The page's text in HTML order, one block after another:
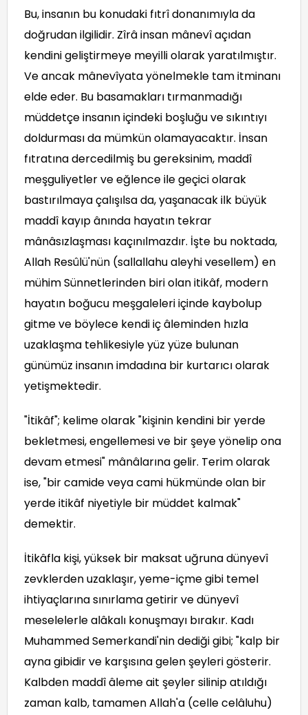
Bu, insanın bu konudaki fıtrî donanımıyla da
doğrudan ilgilidir. Zîrâ insan mânevî açıdan
kendini geliştirmeye meyilli olarak yaratılmıştır.
Ve ancak mânevîyata yönelmekle tam itminanı
elde eder. Bu basamakları tırmanmadığı
müddetçe insanın içindeki boşluğu ve sıkıntıyı
doldurması da mümkün olamayacaktır. İnsan
fıtratına dercedilmiş bu gereksinim, maddî
meşguliyetler ve eğlence ile geçici olarak
bastırılmaya çalışılsa da, yaşanacak ilk büyük
maddî kayıp ânında hayatın tekrar
mânâsızlaşması kaçınılmazdır. İşte bu noktada,
Allah Resûlü'nün (sallallahu aleyhi vesellem) en
mühim Sünnetlerinden biri olan itikâf, modern
hayatın boğucu meşgaleleri içinde kaybolup
gitme ve böylece kendi iç âleminden hızla
uzaklaşma tehlikesiyle yüz yüze bulunan
günümüz insanın imdadına bir kurtarıcı olarak
yetişmektedir.
"İtikâf"; kelime olarak "kişinin kendini bir yerde
bekletmesi, engellemesi ve bir şeye yönelip ona
devam etmesi" mânâlarına gelir. Terim olarak
ise, "bir camide veya cami hükmünde olan bir
yerde itikâf niyetiyle bir müddet kalmak"
demektir.
İtikâfla kişi, yüksek bir maksat uğruna dünyevî
zevklerden uzaklaşır, yeme-içme gibi temel
ihtiyaçlarına sınırlama getirir ve dünyevî
meselelerle alâkalı konuşmayı bırakır. Kadı
Muhammed Semerkandi'nin dediği gibi; "kalp bir
ayna gibidir ve karşısına gelen şeyleri gösterir.
Kalbden maddî âleme ait şeyler silinip atıldığı
zaman kalb, tamamen Allah'a (celle celâluhu)